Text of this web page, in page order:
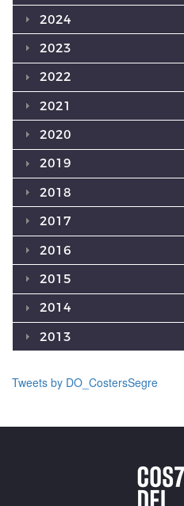
2024
2023
2022
2021
2020
2019
2018
2017
2016
2015
2014
2013
Tweets by DO_CostersSegre